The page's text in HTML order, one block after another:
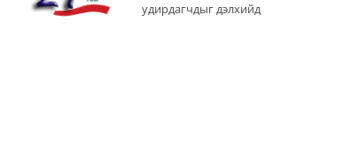
удирдагчдыг дэлхийд